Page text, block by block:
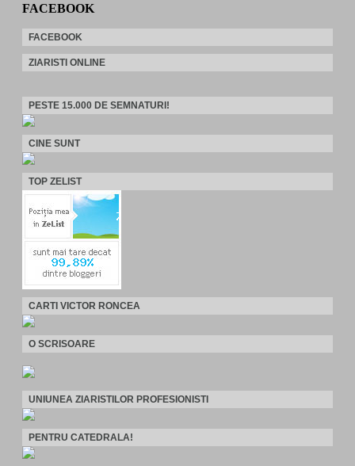
FACEBOOK
FACEBOOK
ZIARISTI ONLINE
PESTE 15.000 DE SEMNATURI!
CINE SUNT
TOP ZELIST
CARTI VICTOR RONCEA
O SCRISOARE
UNIUNEA ZIARISTILOR PROFESIONISTI
PENTRU CATEDRALA!